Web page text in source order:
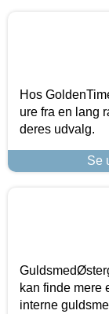
Hos
ure fra en lang
deres udvalg.
Se
kan finde mere
interne